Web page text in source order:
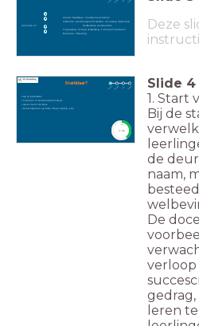
Vooraf: Startklaar, Voorkennis activeren
Instructie: Leerdoelgericht werken, Inclusieve didactiek,
Concrete en herkenbare voorbeelden
Toepassing: Actieve verwerking, Formatief handelen
Evaluatie: Afsluiting
1
2
3
4
Deze
Startklaar?
• Op je plek zitten
• Telefoon in telefoontas (of kluis)
• Jas en tas in de kluis.
• Schoolspullen op tafel: Boek, laptop, etui
1:00
Slide 4
1. Start
Bij de
de
naam,
De
verloop
leren